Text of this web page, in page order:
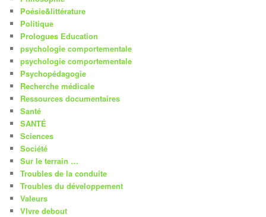
Poésie&littérature
Politique
Prologues Education
psychologie comportementale
psychologie comportementale
Psychopédagogie
Recherche médicale
Ressources documentaires
Santé
SANTÉ
Sciences
Société
Sur le terrain …
Troubles de la conduite
Troubles du développement
Valeurs
VIvre debout